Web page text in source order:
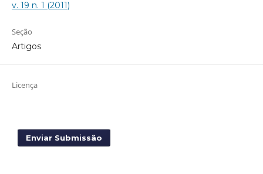
v. 19 n. 1 (2011)
Seção
Artigos
Licença
Enviar Submissão